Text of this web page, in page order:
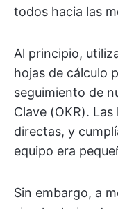
todos hacia las
Al principio,
hojas de cálculo
seguimiento de
Clave (OKR).
directas, y
equipo era
Sin embargo, a